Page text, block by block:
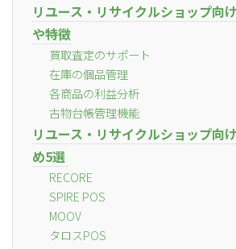
リユース・リサイクルショップ向
や特徴
買取査定のサポート
在庫の個品管理
各商品の利益分析
古物台帳管理機能
リユース・リサイクルショップ向
め5選
RECORE
SPIRE POS
MOOV
タロスPOS